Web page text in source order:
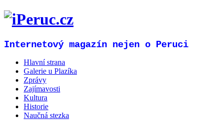
Internetový magazín nejen o Peruci
Hlavní strana
Galerie u Plazíka
Zprávy
Zajímavosti
Kultura
Historie
Naučná stezka